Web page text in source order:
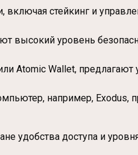
стейкинг и
высокий уровень
Atomic Wallet,
например, Exodus,
удобства доступа и